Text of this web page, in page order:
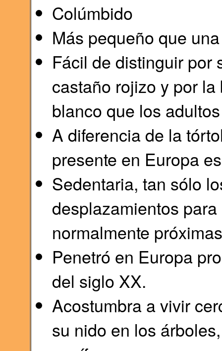
Colúmbido
Más pequeño que
Fácil de distinguir por
castaño rojizo y por
blanco que los
A diferencia de la
presente en Europa
Sedentaria, tan sólo
desplazamientos
normalmente
Penetró en Europa
del siglo XX.
Acostumbra a vivir
su nido en los